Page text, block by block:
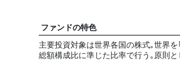
ファンドの特色
主要投資対象は世界各国の株式｡世界
総額構成比に準じた比率で行う｡原則